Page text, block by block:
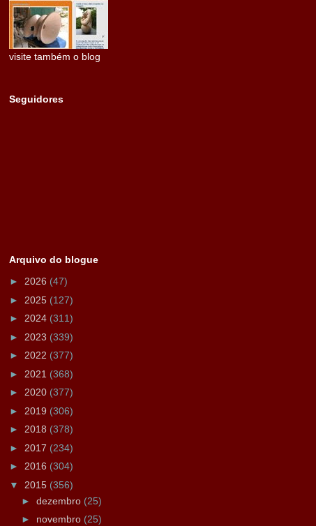
visite também o blog
Seguidores
Arquivo do blogue
► 2026 (47)
► 2025 (127)
► 2024 (311)
► 2023 (339)
► 2022 (377)
► 2021 (368)
► 2020 (377)
► 2019 (306)
► 2018 (378)
► 2017 (234)
► 2016 (304)
▼ 2015 (356)
► dezembro (25)
► novembro (25)